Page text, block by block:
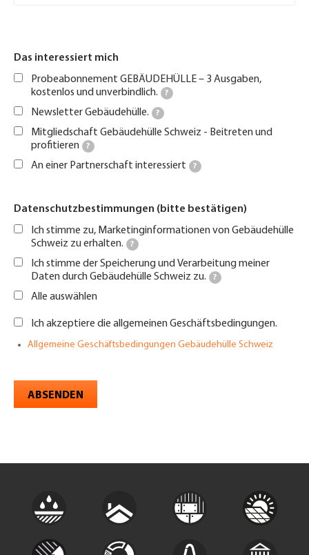
Das interessiert mich
Probeabonnement GEBÄUDEHÜLLE – 3 Ausgaben,
kostenlos und unverbindlich.
?
Newsletter Gebäudehülle. ?
Mitgliedschaft Gebäudehülle Schweiz - Beitreten und
profitieren
?
An einer Partnerschaft interessiert ?
Datenschutzbestimmungen (bitte bestätigen)
Ich stimme zu, Marketinginformationen von Gebäudehülle
Schweiz zu erhalten.
?
Ich stimme der Speicherung und Verarbeitung meiner
Daten durch Gebäudehülle Schweiz zu.
?
Alle auswählen
Ich akzeptiere die allgemeinen Geschäftsbedingungen.
Allgemeine Geschäftsbedingungen Gebäudehülle Schweiz
ABSENDEN